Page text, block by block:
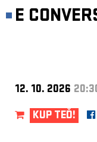
E
12. 10. 2026
KUP TEĎ!